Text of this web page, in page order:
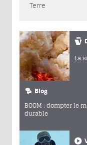
Terre
La
Blog
BOOM : dompter le
durable